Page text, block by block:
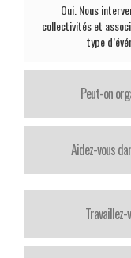
Oui. Nous
collectivités et
type
Peut-on
Aidez-vous